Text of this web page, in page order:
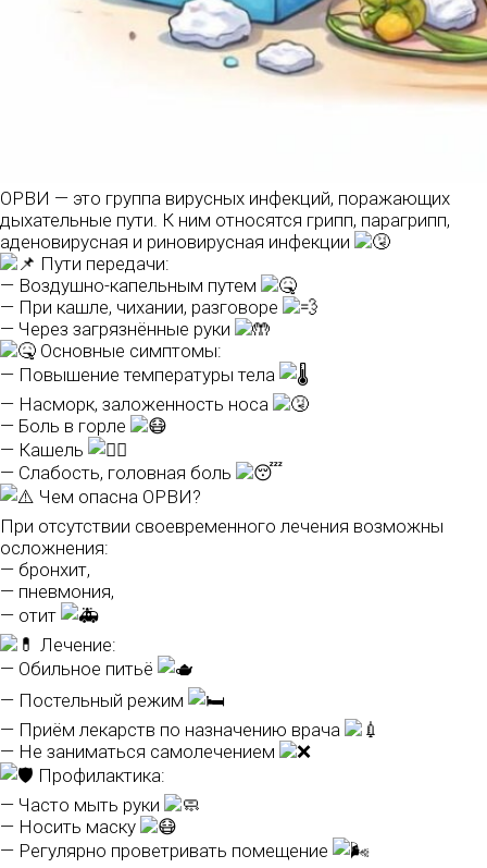
ОРВИ — это группа вирусных инфекций, поражающих
дыхательные пути. К ним относятся грипп, парагрипп,
аденовирусная и риновирусная инфекции
Пути передачи:
— Воздушно-капельным путем
— При кашле, чихании, разговоре
— Через загрязнённые руки
Основные симптомы:
— Повышение температуры тела
— Насморк, заложенность носа
— Боль в горле
— Кашель
— Слабость, головная боль
Чем опасна ОРВИ?
При отсутствии своевременного лечения возможны
осложнения:
— бронхит,
— пневмония,
— отит
Лечение:
— Обильное питьё
— Постельный режим
— Приём лекарств по назначению врача
— Не заниматься самолечением
Профилактика:
— Часто мыть руки
— Носить маску
— Регулярно проветривать помещение